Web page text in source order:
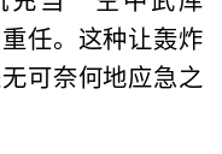
任。这种让轰炸
可奈何地应急之